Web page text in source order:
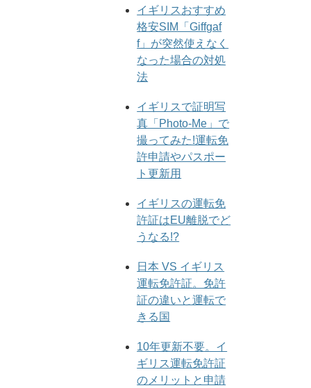
イギリスおすすめ
格安SIM「Giffgaf
f」が突然使えなく
なった場合の対処
法
イギリスで証明写
真「Photo-Me」で
撮ってみた!運転免
許申請やパスポー
ト更新用
イギリスの運転免
許証はEU離脱でど
うなる!?
日本 VS イギリス
運転免許証。免許
証の違いと運転で
きる国
10年更新不要。イ
ギリス運転免許証
のメリットと申請